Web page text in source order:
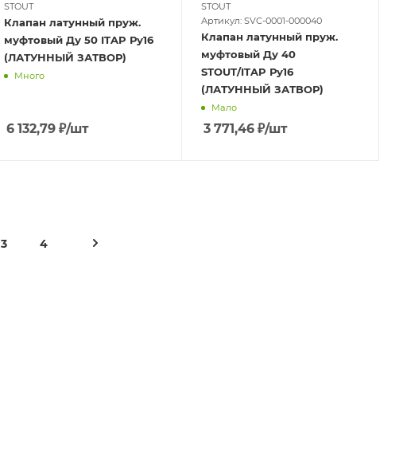
STOUT
Клапан латунный пруж.
муфтовый Ду 50 ITAP Ру16
(ЛАТУННЫЙ ЗАТВОР)
Много
6 132,79₽/шт
STOUT
Артикул: SVC-0001-000040
Клапан латунный пруж.
муфтовый Ду 40
STOUT/ITAP Ру16
(ЛАТУННЫЙ ЗАТВОР)
Мало
3 771,46₽/шт
3 4